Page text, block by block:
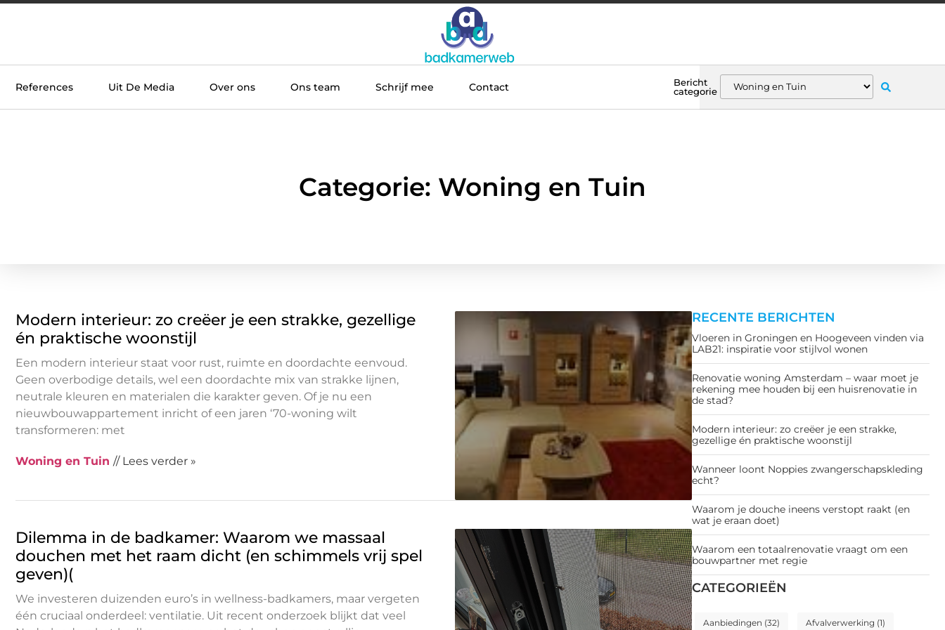
References Uit De Media Over ons Ons team Schrijf mee Contact
Bericht
categorie
Categorie: Woning en Tuin
RECENTE BERICHTEN
Vloeren in Groningen en Hoogeveen vinden via
LAB21: inspiratie voor stijlvol wonen
Renovatie woning Amsterdam – waar moet je
rekening mee houden bij een huisrenovatie in
de stad?
Modern interieur: zo creëer je een strakke,
gezellige én praktische woonstijl
Wanneer loont Noppies zwangerschapskleding
echt?
Waarom je douche ineens verstopt raakt (en
wat je eraan doet)
Waarom een totaalrenovatie vraagt om een
bouwpartner met regie
CATEGORIEËN
Aanbiedingen (32) Afvalverwerking (1)
Modern interieur: zo creëer je een strakke, gezellige
én praktische woonstijl
Een modern interieur staat voor rust, ruimte en doordachte eenvoud.
Geen overbodige details, wel een doordachte mix van strakke lijnen,
neutrale kleuren en materialen die karakter geven. Of je nu een
nieuwbouwappartement inricht of een jaren ‘70-woning wilt
transformeren: met
Woning en Tuin // Lees verder »
Dilemma in de badkamer: Waarom we massaal
douchen met het raam dicht (en schimmels vrij spel
geven)(
We investeren duizenden euro’s in wellness-badkamers, maar vergeten
één cruciaal onderdeel: ventilatie. Uit recent onderzoek blijkt dat veel